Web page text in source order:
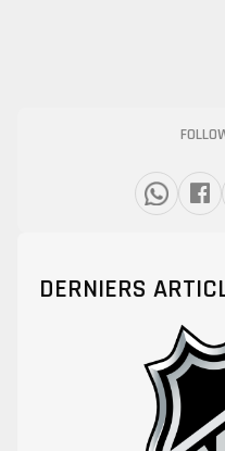
DERNIERS